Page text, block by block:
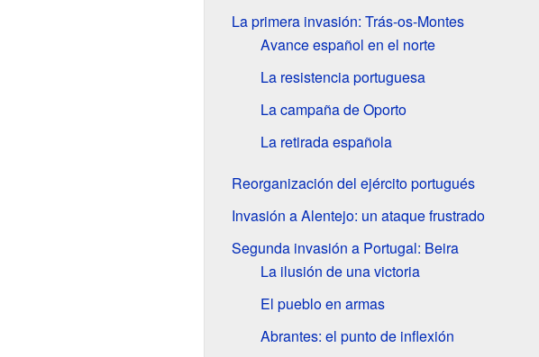
La primera invasión: Trás-os-Montes
Avance español en el norte
La resistencia portuguesa
La campaña de Oporto
La retirada española
Reorganización del ejército portugués
Invasión a Alentejo: un ataque frustrado
Segunda invasión a Portugal: Beira
La ilusión de una victoria
El pueblo en armas
Abrantes: el punto de inflexión